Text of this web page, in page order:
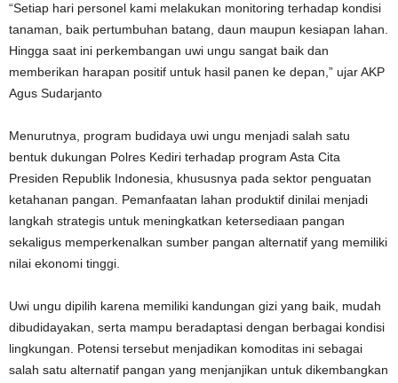
“Setiap hari personel kami melakukan monitoring terhadap kondisi
tanaman, baik pertumbuhan batang, daun maupun kesiapan lahan.
Hingga saat ini perkembangan uwi ungu sangat baik dan
memberikan harapan positif untuk hasil panen ke depan,” ujar AKP
Agus Sudarjanto
Menurutnya, program budidaya uwi ungu menjadi salah satu
bentuk dukungan Polres Kediri terhadap program Asta Cita
Presiden Republik Indonesia, khususnya pada sektor penguatan
ketahanan pangan. Pemanfaatan lahan produktif dinilai menjadi
langkah strategis untuk meningkatkan ketersediaan pangan
sekaligus memperkenalkan sumber pangan alternatif yang memiliki
nilai ekonomi tinggi.
Uwi ungu dipilih karena memiliki kandungan gizi yang baik, mudah
dibudidayakan, serta mampu beradaptasi dengan berbagai kondisi
lingkungan. Potensi tersebut menjadikan komoditas ini sebagai
salah satu alternatif pangan yang menjanjikan untuk dikembangkan